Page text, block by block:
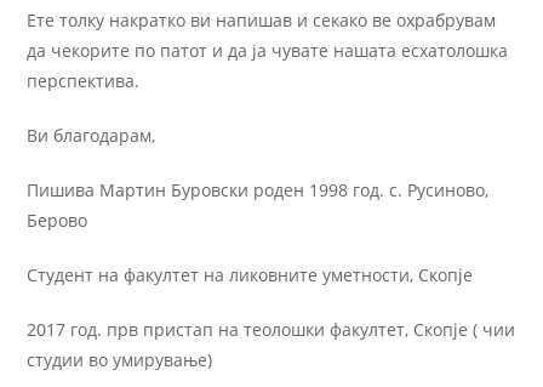
Ете толку накратко ви напишав и секако ве охрабрувам
да чекорите по патот и да ја чувате нашата есхатолошка
перспектива.
Ви благодарам,
Пишива Мартин Буровски роден 1998 год. с. Русиново,
Берово
Студент на факултет на ликовните уметности, Скопје
2017 год. прв пристап на теолошки факултет, Скопје ( чии
студии во умирување)